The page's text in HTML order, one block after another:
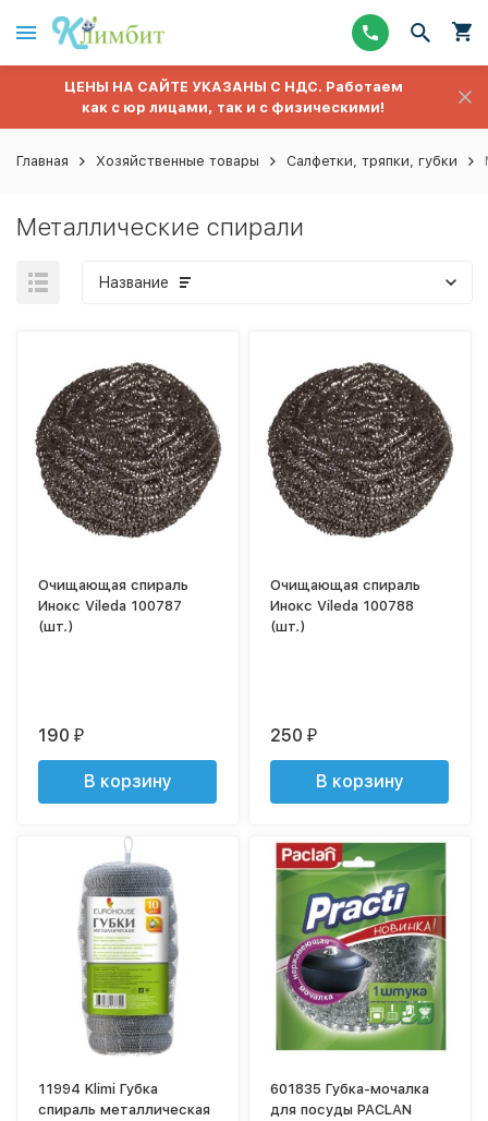
ЦЕНЫ НА САЙТЕ УКАЗАНЫ С НДС. Работаем
как с юр лицами, так и с физическими!
Главная Хозяйственные товары Салфетки, тряпки, губки
Металлические спирали
Название
Очищающая спираль
Инокс Vileda 100787
(шт.)
190₽
В корзину
Очищающая спираль
Инокс Vileda 100788
(шт.)
250₽
В корзину
11994 Klimi Губка
спираль металлическая
601835 Губка-мочалка
для посуды PACLAN